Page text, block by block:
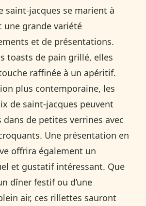
saint-jacques se marient à
une grande variété
et de présentations.
toasts de pain grillé, elles
raffinée à un apéritif.
plus contemporaine, les
de saint-jacques peuvent
dans de petites verrines avec
Une présentation en
offrira également un
et gustatif intéressant. Que
dîner festif ou d’une
air, ces rillettes sauront